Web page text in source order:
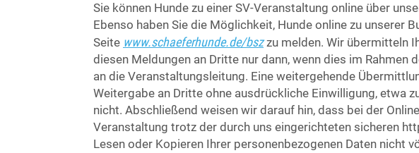
Sie können Hunde zu einer SV-Veranstaltung online über
Ebenso haben Sie die Möglichkeit, Hunde online zu unserer
Seite www.schaeferhunde.de/bszzu melden. Wir übermitteln
diesen Meldungen an Dritte nur dann, wenn dies im
an die Veranstaltungsleitung. Eine weitergehende
Weitergabe an Dritte ohne ausdrückliche Einwilligung, etwa
nicht. Abschließend weisen wir darauf hin, dass bei der
Veranstaltung trotz der durch uns eingerichteten sicheren
Lesen oder Kopieren Ihrer personenbezogenen Daten nicht